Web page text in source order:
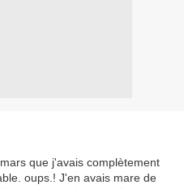
que j'avais complètement
oups.! J'en avais mare de